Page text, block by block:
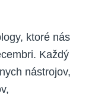
ktoré nás
Každý
nástrojov,